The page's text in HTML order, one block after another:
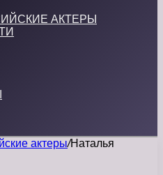
АКТЕРЫ
актеры/Наталья